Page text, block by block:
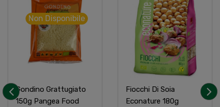
Gondino Grattugiato
150g Pangea Food
Non Disponibile
Fiocchi Di Soia
Econature 180g